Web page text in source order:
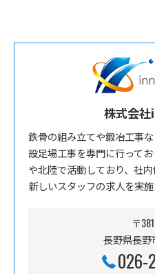
株式会社
鉄骨の組み立てや鍛冶工事
設足場工事を専門に行って
や北陸で活動しており、社
新しいスタッフの求人を実施
〒
長野県長野
026-